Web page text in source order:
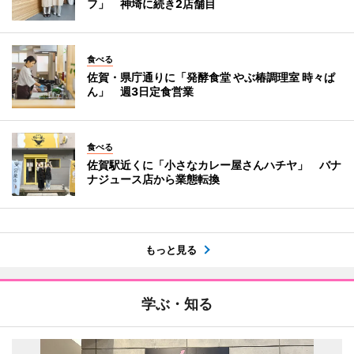
フ」 神埼に続き2店舗目
食べる
佐賀・県庁通りに「発酵食堂 やぶ椿調理室 時々ぱ
ん」 週3日定食営業
食べる
佐賀駅近くに「小さなカレー屋さんハチヤ」 バナ
ナジュース店から業態転換
もっと見る
学ぶ・知る